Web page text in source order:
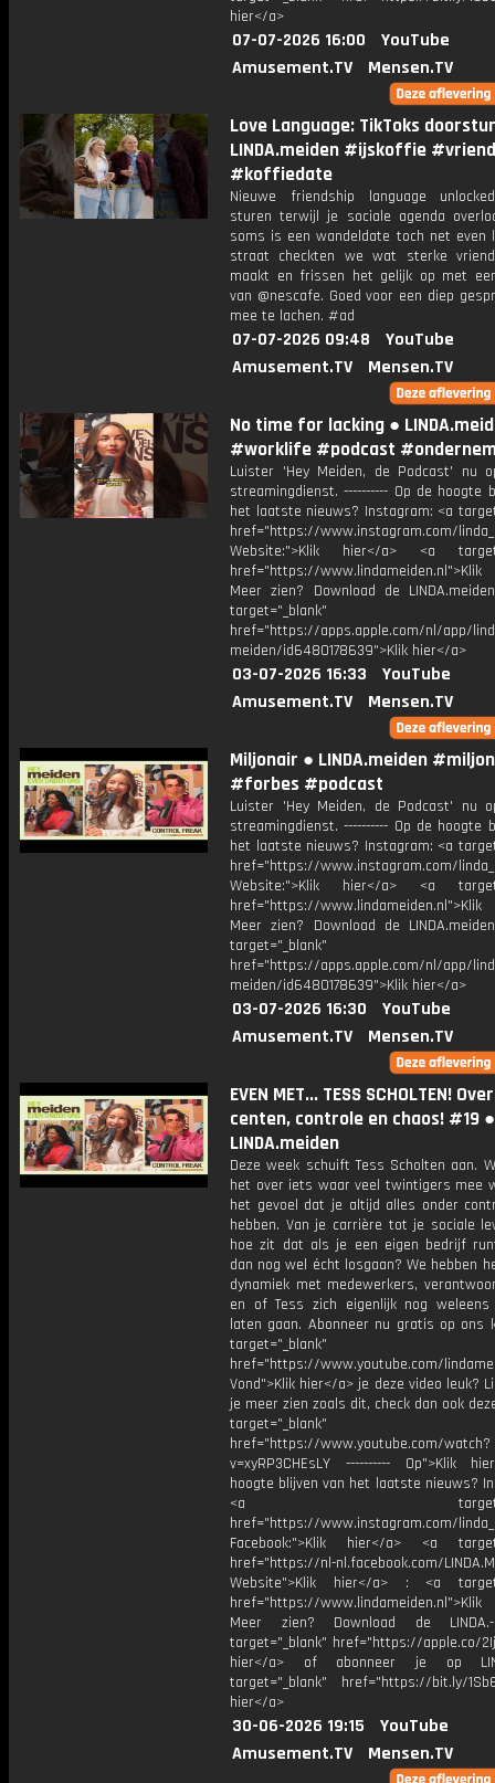
hier</a>
07-07-2026 16:00
YouTube
Amusement.TV
Mensen.TV
Love Language: TikToks
LINDA.meiden #ijskoffie
#koffiedate
Nieuwe friendship language
sturen terwijl je sociale agenda
soms is een wandeldate toch net even
straat checkten we wat sterke
maakt en frissen het gelijk op met
van @nescafe. Goed voor een diep
mee te lachen. #ad
07-07-2026 09:48
YouTube
Amusement.TV
Mensen.TV
No time for lacking ●
#worklife #podcast
Luister 'Hey Meiden, de Podcast' nu
streamingdienst. ---------- Op de hoogte
het laatste nieuws? Instagram: <a
href="https://www.instagram.com/
Website:">Klik hier</a> <a
href="https://
Meer zien? Download de
target="_blank"
href="https://apps.apple.com/nl/app/
meiden/id6480178639">Klik hier</a>
03-07-2026 16:33
YouTube
Amusement.TV
Mensen.TV
Miljonair ● LINDA.meiden
#forbes #podcast
Luister 'Hey Meiden, de Podcast' nu
streamingdienst. ---------- Op de hoogte
het laatste nieuws? Instagram: <a
href="https://www.instagram.com/
Website:">Klik hier</a> <a
href="https://
Meer zien? Download de
target="_blank"
href="https://apps.apple.com/nl/app/
meiden/id6480178639">Klik hier</a>
03-07-2026 16:30
YouTube
Amusement.TV
Mensen.TV
EVEN MET... TESS SCHOLTEN! Over
centen, controle en chaos! #19 ●
LINDA.meiden
Deze week schuift Tess Scholten aan.
het over iets waar veel twintigers mee
het gevoel dat je altijd alles onder
hebben. Van je carrière tot je sociale
hoe zit dat als je een eigen bedrijf
dan nog wel écht losgaan? We hebben
dynamiek met medewerkers,
en of Tess zich eigenlijk nog
laten gaan. Abonneer nu gratis op ons
target="_blank"
href="https://www.youtube.com/
Vond">Klik hier</a> je deze video leuk?
je meer zien zoals dit, check dan ook
target="_blank"
href="https://www.youtube.com/watch?
v=xyRP3CHEsLY ---------- Op">Klik
hoogte blijven van het laatste nieuws?
<a
href="https://www.instagram.com/
Facebook:">Klik hier</a> <a
href="https://nl-nl.facebook.com/
Website">Klik hier</a> : <a
href="https://
Meer zien? Download de
target="_blank" href="https://apple.co/
hier</a> of abonneer je op
target="_blank" href="https://bit.ly/
hier</a>
30-06-2026 19:15
YouTube
Amusement.TV
Mensen.TV